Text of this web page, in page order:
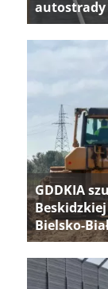
autostrady
GDDKIA
Bielsko-